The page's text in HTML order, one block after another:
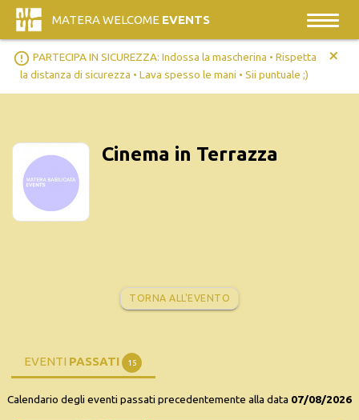
MATERA WELCOME EVENTS
error_outline PARTECIPA IN SICUREZZA: Indossa la mascherina • Rispetta
la distanza di sicurezza • Lava spesso le mani • Sii puntuale ;)
+
Cinema in Terrazza
TORNA ALL'EVENTO
EVENTI PASSATI 15
Calendario degli eventi passati precedentemente alla data 07/08/2026